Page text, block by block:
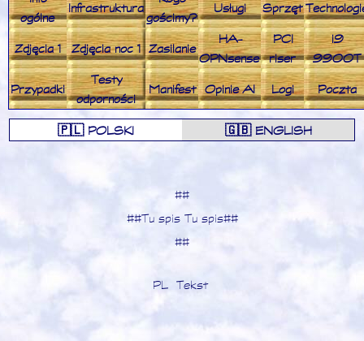
ogólne
Infrastruktura
gościmy?
Usługi Sprzęt
Zdjęcia 1 Zdjęcia noc 1 Zasilanie
HA-
OPNsense
PCI
riser
i9
9900T
Przypadki
Testy
odporności
Manifest Opinie AI Logi Poczta
🇵🇱 POLSKI 🇬🇧 ENGLISH
##
##Tu spis Tu spis##
##
PL Tekst